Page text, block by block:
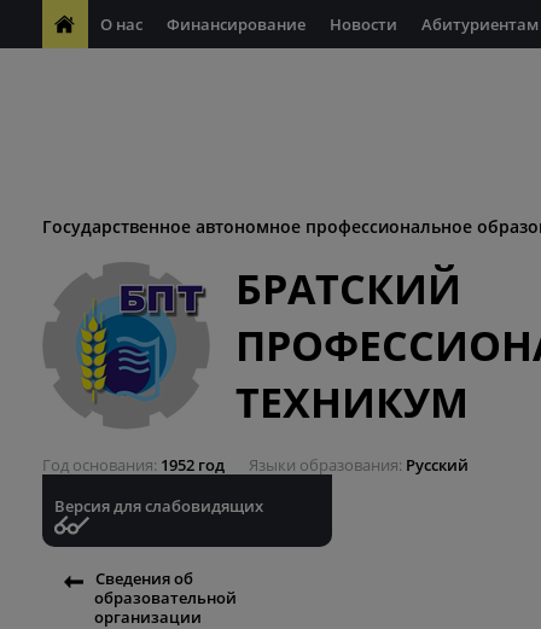
О нас Финансирование Новости Абитуриентам
Государственное автономное профессиональное
БРАТСКИЙ
ТЕХНИКУМ
Год основания 1952 год Языки образования Русский
Версия для слабовидящих
Сведения об
образовательной
организации